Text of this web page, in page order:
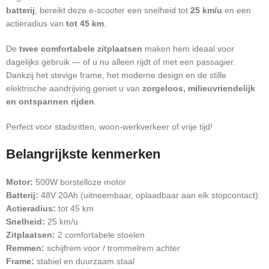
batterij , bereikt deze e-scooter een snelheid tot 25 km/u en een
actieradius van tot 45 km
De twee comfortabele zitplaatsen maken hem ideaal voor
dagelijks gebruik — of u nu alleen rijdt of met een passagier.
Dankzij het stevige frame, het moderne design en de stille
elektrische aandrijving geniet u van zorgeloos, milieuvriendelijk
en ontspannen rijden
Perfect voor stadsritten, woon-werkverkeer of vrije tijd!
Belangrijkste kenmerken
Motor: 500W borstelloze motor
Batterij: 48V 20Ah (uitneembaar, oplaadbaar aan elk stopcontact)
Actieradius: tot 45 km
Snelheid: 25 km/u
Zitplaatsen: 2 comfortabele stoelen
Remmen: schijfrem voor / trommelrem achter
Frame: stabiel en duurzaam staal